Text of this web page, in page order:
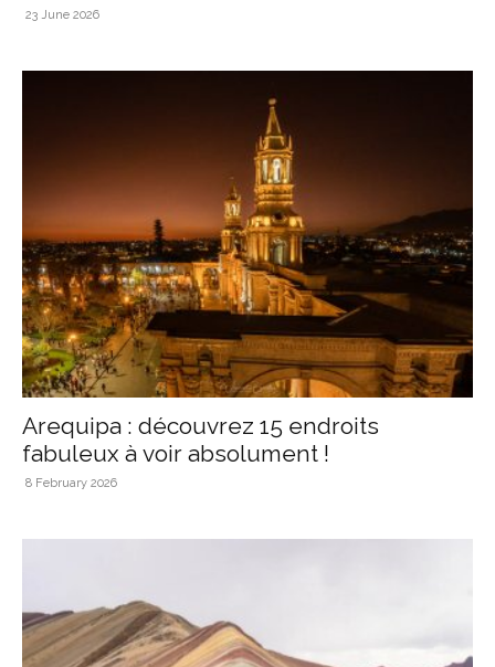
23 June 2026
Arequipa : découvrez 15 endroits
fabuleux à voir absolument !
8 February 2026